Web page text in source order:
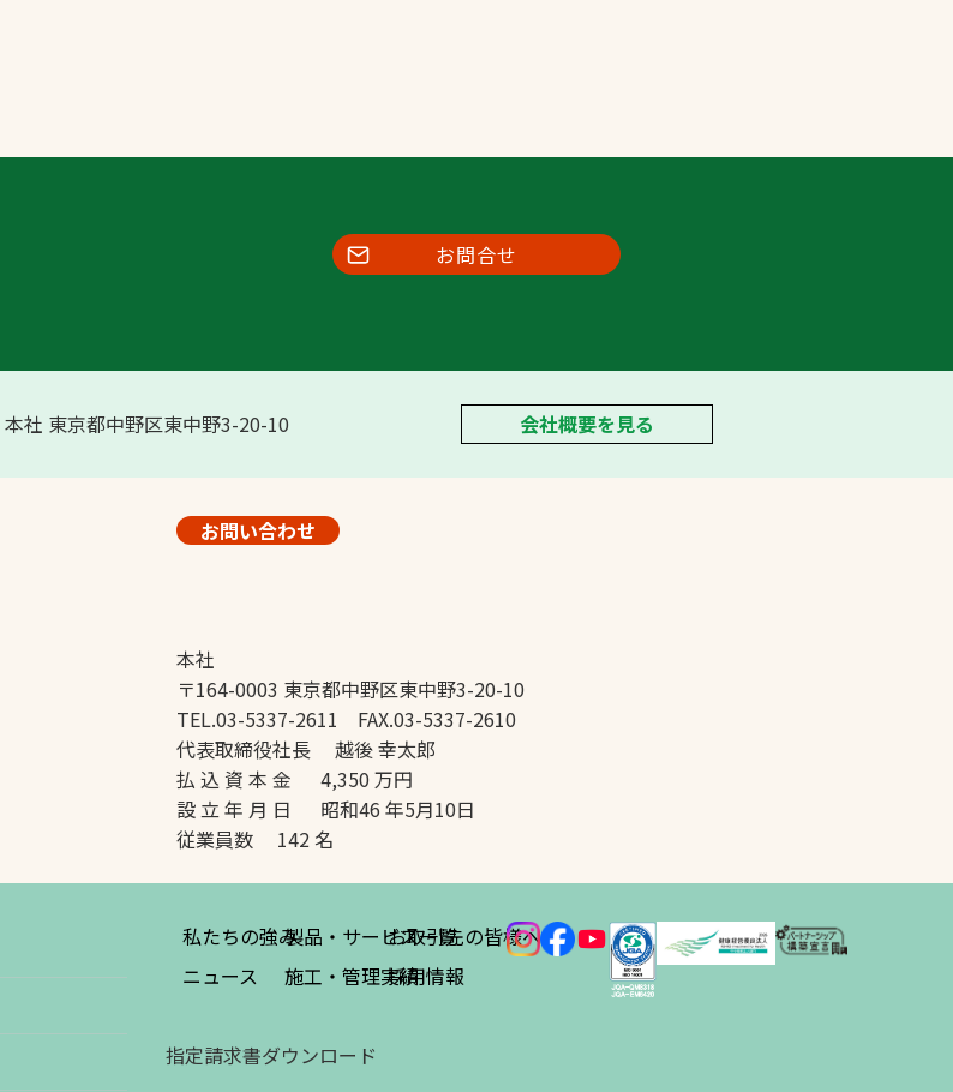
お問合せ
本社 東京都中野区東中野3-20-10 会社概要を見る
お問い合わせ
本社
〒164-0003 東京都中野区東中野3-20-10
TEL.03-5337-2611 FAX.03-5337-2610
代表取締役社長 越後 幸太郎
払 込 資 本 金 4,350 万円
設 立 年 月 日 昭和46 年5月10日
従業員数 142 名
私たちの強み
ニュース
製品・サービス一覧
施工・管理実績
お取引先の皆様へ
採用情報
指定請求書ダウンロード